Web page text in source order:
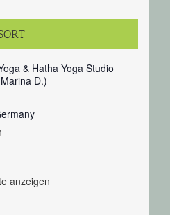
& Hatha Yoga Studio
D.)
anzeigen